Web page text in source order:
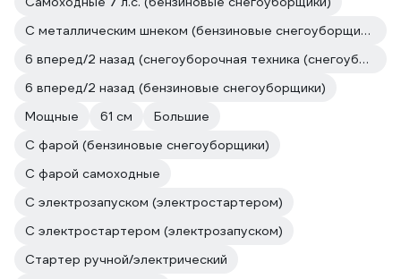
С металлическим шнеком (бензиновые снегоуборщики)
6 вперед/2 назад (снегоуборочная техника (снегоуборщики))
6 вперед/2 назад (бензиновые снегоуборщики)
Мощные
61 см
Большие
С фарой (бензиновые снегоуборщики)
С фарой самоходные
С электрозапуском (электростартером)
С электростартером (электрозапуском)
Стартер ручной/электрический